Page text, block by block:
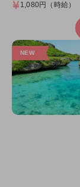
1,080円
（時給）